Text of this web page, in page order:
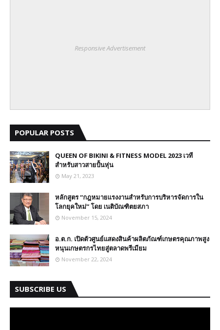
Responsive Advertisement
POPULAR POSTS
QUEEN OF BIKINI & FITNESS MODEL 2023 เวที
สำหรับสาวสายปั้นหุ่น
May 21, 2023
หลักสูตร “กฎหมายแรงงานสำหรับการบริหารจัดการใน
โลกยุคใหม่” โดย เนติบัณฑิตยสภา
November 15, 2024
อ.ต.ก. เปิดตัวศูนย์แสดงสินค้าผลิตภัณฑ์เกษตรคุณภาพสูง
หนุนเกษตรกรไทยสู่ตลาดพรีเมียม
November 22, 2024
SUBSCRIBE US